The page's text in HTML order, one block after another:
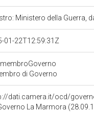
Ministero della Guerra,
01-22T12:59:31Z
di Governo
dati.camera.it/ocd/
Governo La Marmora